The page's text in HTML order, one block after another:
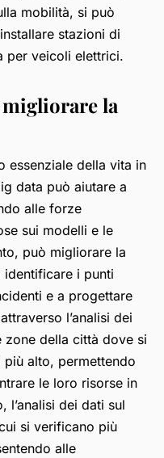
mobilità, si può
stazioni di
per veicoli elettrici.
migliorare la
essenziale della vita in
data può aiutare a
alle forze
sui modelli e le
può migliorare la
identificare i punti
e a progettare
l’analisi dei
della città dove si
alto, permettendo
le loro risorse in
l’analisi dei dati sul
si verificano più
alle